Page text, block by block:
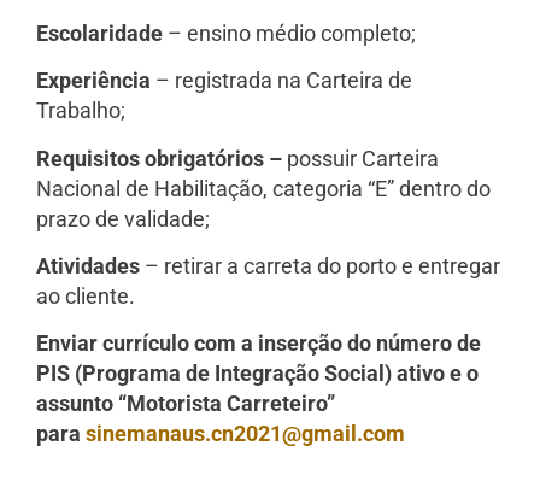
Escolaridade – ensino médio completo;
Experiência – registrada na Carteira de
Trabalho;
Requisitos obrigatórios – possuir Carteira
Nacional de Habilitação, categoria “E” dentro do
prazo de validade;
Atividades – retirar a carreta do porto e entregar
ao cliente.
Enviar currículo com a inserção do número de
PIS (Programa de Integração Social) ativo e o
assunto “Motorista Carreteiro”
para sinemanaus.cn2021@gmail.com